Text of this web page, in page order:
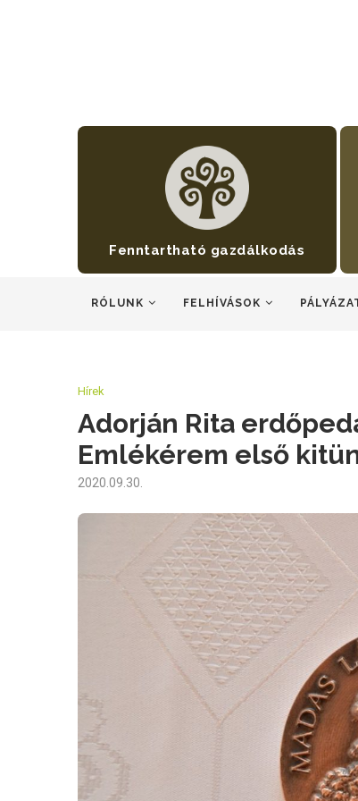
Fenntartható gazdálkodás
RÓLUNK FELHÍVÁSOK
Hírek
Adorján Rita
Emlékérem első
2020.09.30.